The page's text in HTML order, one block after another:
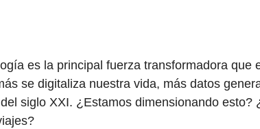
es la principal fuerza transformadora que
se digitaliza nuestra vida, más datos
siglo XXI. ¿Estamos dimensionando esto?